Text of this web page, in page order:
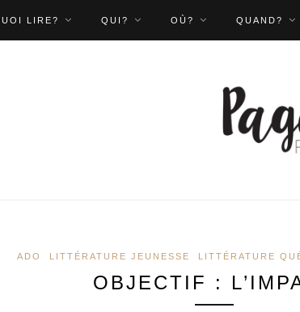
LIRE? QUI? OÙ? QUAND?
ADO LITTÉRATURE JEUNESSE LITTÉRATURE
OBJECTIF :